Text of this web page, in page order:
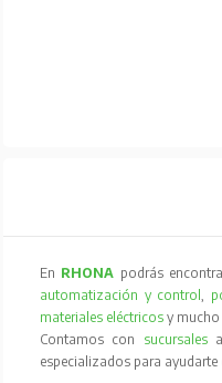
En RHONA podrás
automatización y control,
materiales eléctricos y
Contamos con sucursales
especializados para ayudarte